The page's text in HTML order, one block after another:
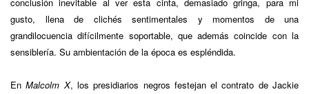
gusto, llena de clichés sentimentales y momentos de una
grandilocuencia difícilmente soportable, que además coincide con la
sensiblería. Su ambientación de la época es espléndida.
EnMalcolm X, los presidiarios negros festejan el contrato de Jackie